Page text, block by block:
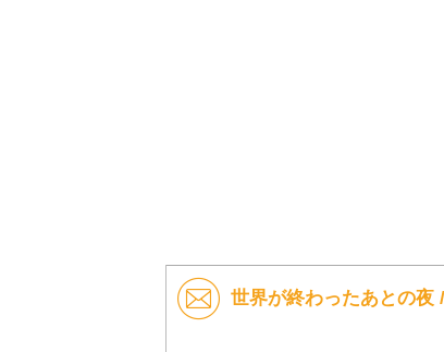
世界が終わったあとの夜